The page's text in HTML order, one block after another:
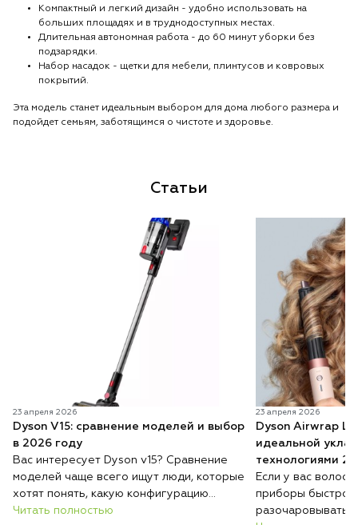
Компактный и легкий дизайн - удобно использовать на
больших площадях и в труднодоступных местах.
Длительная автономная работа - до 60 минут уборки без
подзарядки.
Набор насадок - щетки для мебели, плинтусов и ковровых
покрытий.
Эта модель станет идеальным выбором для дома любого размера и
подойдет семьям, заботящимся о чистоте и здоровье.
Статьи
23 апреля 2026
Dyson V15: сравнение моделей и выбор
в 2026 году
Вас интересует Dyson v15? Сравнение
моделей чаще всего ищут люди, которые
хотят понять, какую конфигурацию
выбрать и чем они отличаются. Несмотря
Читать полностью
23 апреля 2026
Dyson Airwrap
идеальной
технологиями
Если у вас
приборы быстро
разочаровывать: